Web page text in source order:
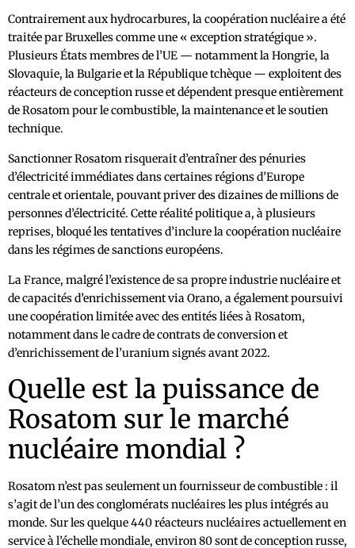
Contrairement aux hydrocarbures, la coopération nucléaire a été
traitée par Bruxelles comme une « exception stratégique ».
Plusieurs États membres de l’UE — notamment la Hongrie, la
Slovaquie, la Bulgarie et la République tchèque — exploitent des
réacteurs de conception russe et dépendent presque entièrement
de Rosatom pour le combustible, la maintenance et le soutien
technique.
Sanctionner Rosatom risquerait d’entraîner des pénuries
d’électricité immédiates dans certaines régions d’Europe
centrale et orientale, pouvant priver des dizaines de millions de
personnes d’électricité. Cette réalité politique a, à plusieurs
reprises, bloqué les tentatives d’inclure la coopération nucléaire
dans les régimes de sanctions européens.
La France, malgré l’existence de sa propre industrie nucléaire et
de capacités d’enrichissement via Orano, a également poursuivi
une coopération limitée avec des entités liées à Rosatom,
notamment dans le cadre de contrats de conversion et
d’enrichissement de l’uranium signés avant 2022.
Quelle est la puissance de
Rosatom sur le marché
nucléaire mondial ?
Rosatom n’est pas seulement un fournisseur de combustible : il
s’agit de l’un des conglomérats nucléaires les plus intégrés au
monde. Sur les quelque 440 réacteurs nucléaires actuellement en
service à l’échelle mondiale, environ 80 sont de conception russe,